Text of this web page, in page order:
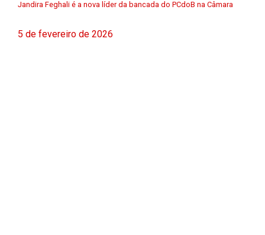
Jandira Feghali é a nova líder da bancada do PCdoB na Câmara
5 de fevereiro de 2026